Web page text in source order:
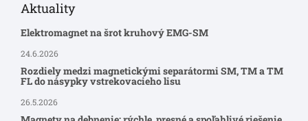
Aktuality
Elektromagnet na šrot kruhový EMG-SM
24.6.2026
Rozdiely medzi magnetickými separátormi SM, TM a TM
FL do násypky vstrekovacieho lisu
26.5.2026